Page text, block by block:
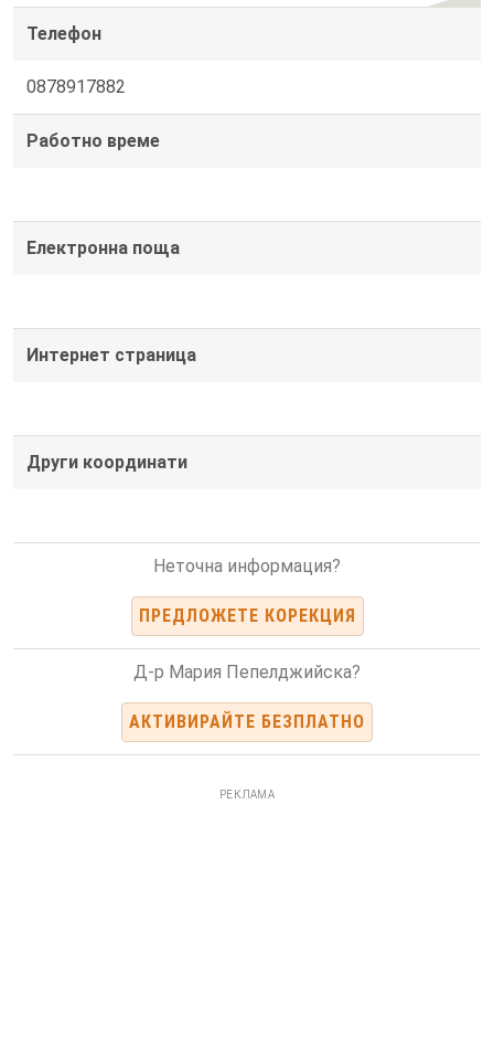
Телефон
0878917882
Работно време
Електронна поща
Интернет страница
Други координати
Неточна информация?
ПРЕДЛОЖЕТЕ КОРЕКЦИЯ
Д-р Мария Пепелджийска?
АКТИВИРАЙТЕ БЕЗПЛАТНО
РЕКЛАМА